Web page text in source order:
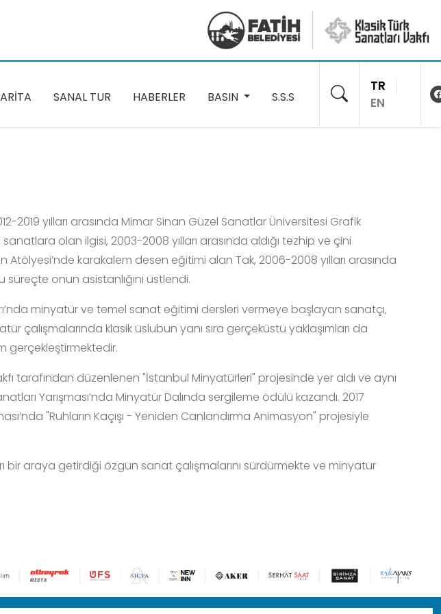
SANAL TUR HABERLER BASIN S.S.S
TR
EN
2019 yılları arasında Mimar Sinan Güzel Sanatlar Üniversitesi Grafik
olan ilgisi, 2003-2008 yılları arasında aldığı tezhip ve çini
Atölyesi’nde karakalem desen eğitimi alan Tak, 2006-2008 yılları arasında
onun asistanlığını üstlendi.
minyatür ve temel sanat eğitimi dersleri vermeye başlayan sanatçı,
çalışmalarında klasik üslubun yanı sıra gerçeküstü yaklaşımları da
gerçekleştirmektedir.
tarafından düzenlenen "İstanbul Minyatürleri" projesinde yer aldı ve aynı
Yarışması’nda Minyatür Dalında sergileme ödülü kazandı. 2017
"Ruhların Kaçışı - Yeniden Canlandırma Animasyon" projesiyle
bir araya getirdiği özgün sanat çalışmalarını sürdürmekte ve minyatür